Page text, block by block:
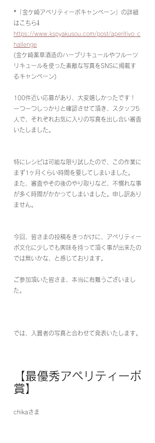
*「金ケ崎アペリティーボキャンペーン」の詳細
はこちら⇩
https://www.kspyakusou.com/post/aperitivo_c
hallenge
(金ケ崎薬草酒造のハーブリキュールやフルーツ
リキュールを使った素敵な写真をSNSに掲載す
るキャンペーン)
100件近い応募があり、大変嬉しかったです！
一つ一つしっかりと確認させて頂き、スタッフ5
人で、それぞれお気に入りの写真を出し合い審査
いたしました。
特にレシピは可能な限り試したので、この作業に
まず1ヶ月くらい時間を要してしまいました。
また、審査やその後のやり取りなど、不慣れな事
が多く時間がかかってしまいました。申し訳あり
ません。
今回、皆さまの投稿をきっかけに、アペリティー
ボ文化に少しでも興味を持って頂く事が出来たの
では無いかな、と感じております。
ご参加頂いた皆さま、本当に有難うございまし
た。
では、入賞者の写真と合わせて発表いたします。
【最優秀アペリティーボ
賞】
chikaさま